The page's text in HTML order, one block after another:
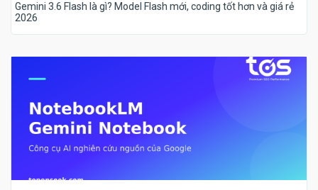
Gemini 3.6 Flash là gì? Model Flash mới, coding tốt hơn và giá rẻ
2026